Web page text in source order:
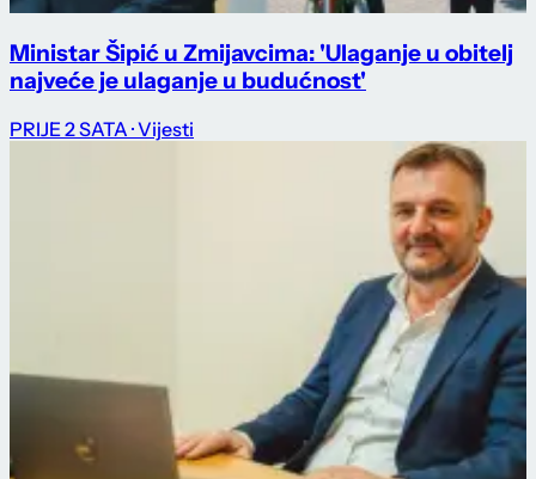
Ministar Šipić u Zmijavcima: 'Ulaganje u obitelj
najveće je ulaganje u budućnost'
PRIJE 2 SATA · Vijesti